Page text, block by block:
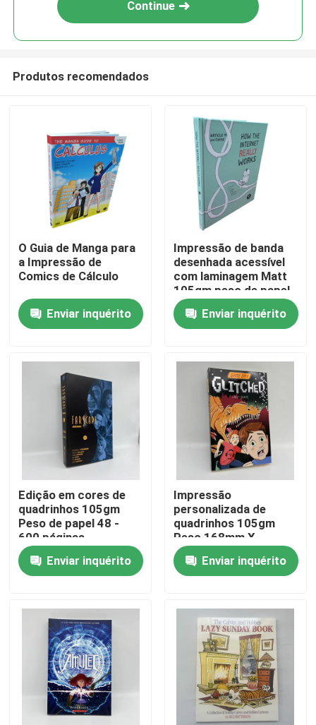
Casa
Produtos
Vídeos
Sobre nós
Recurso
Contacte-nos
Peça umas citações
Impressão de livros de mesa
Impressão de cartas de tarô
Continue
Produtos recomendados
O Guia de Manga para
a Impressão de
Comics de Cálculo
Enviar inquérito
Impressão de banda
desenhada acessível
com laminagem Matt
105gm peso de papel
Enviar inquérito
Edição em cores de
quadrinhos 105gm
Peso de papel 48 -
600 páginas
Enviar inquérito
Impressão
personalizada de
quadrinhos 105gm
Peso 168mm X
259mm Impressão
offsetEnviar inquérito